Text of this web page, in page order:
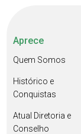
Aprece
Quem Somos
Histórico e
Conquistas
Atual Diretoria e
Conselho